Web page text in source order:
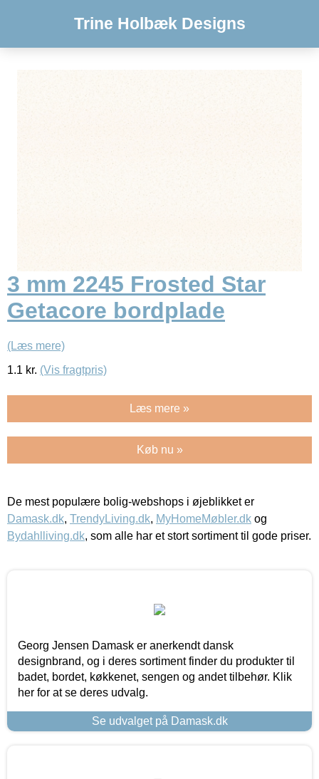
Trine Holbæk Designs
3 mm 2245 Frosted Star
Getacore bordplade
(Læs mere)
1.1 kr. (Vis fragtpris)
Læs mere »
Køb nu »
De mest populære bolig-webshops i øjeblikket er
Damask.dk, TrendyLiving.dk, MyHomeMøbler.dk og
Bydahlliving.dk, som alle har et stort sortiment til gode priser.
Georg Jensen Damask er anerkendt dansk
designbrand, og i deres sortiment finder du produkter til
badet, bordet, køkkenet, sengen og andet tilbehør. Klik
her for at se deres udvalg.
Se udvalget på Damask.dk